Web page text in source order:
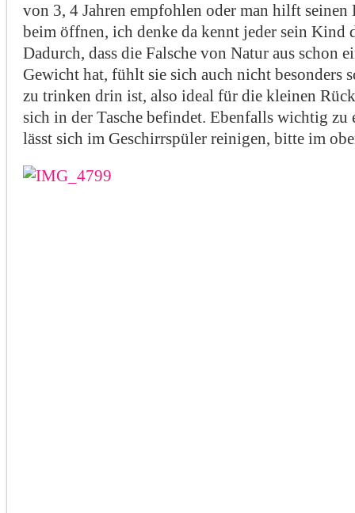
von 3, 4 Jahren empfohlen oder man hilft seinen
beim öffnen, ich denke da kennt jeder sein Kind
Dadurch, dass die Falsche von Natur aus schon
Gewicht hat, fühlt sie sich auch nicht besonders
zu trinken drin ist, also ideal für die kleinen
sich in der Tasche befindet. Ebenfalls wichtig zu
lässt sich im Geschirrspüler reinigen, bitte im